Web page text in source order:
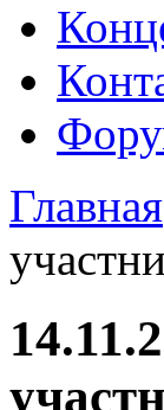
Главная